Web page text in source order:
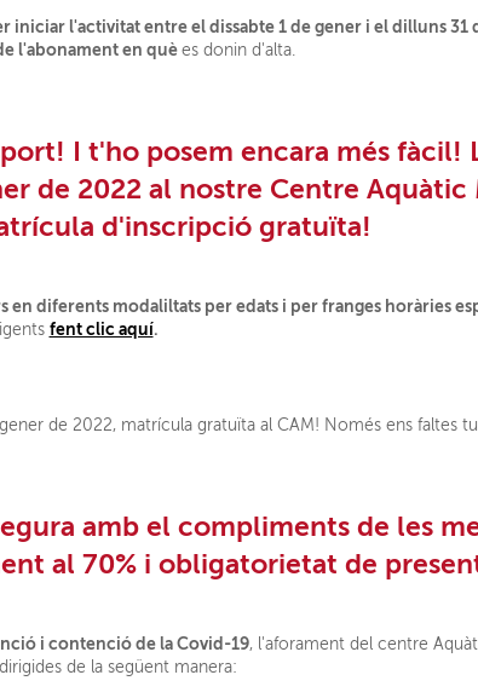
iniciar l'activitat entre el dissabte 1 de gener i el dilluns 31
l'abonament en què es donin d'alta.
I t'ho posem encara més fàcil!
de 2022 al nostre Centre
d'inscripció gratuïta!
diferents modaliltats per edats i per franges horàries
fent clic aquí.
amb el compliments de les
al 70% i obligatorietat de
i contenció de la Covid-19, l'aforament del centre
de la següent manera: